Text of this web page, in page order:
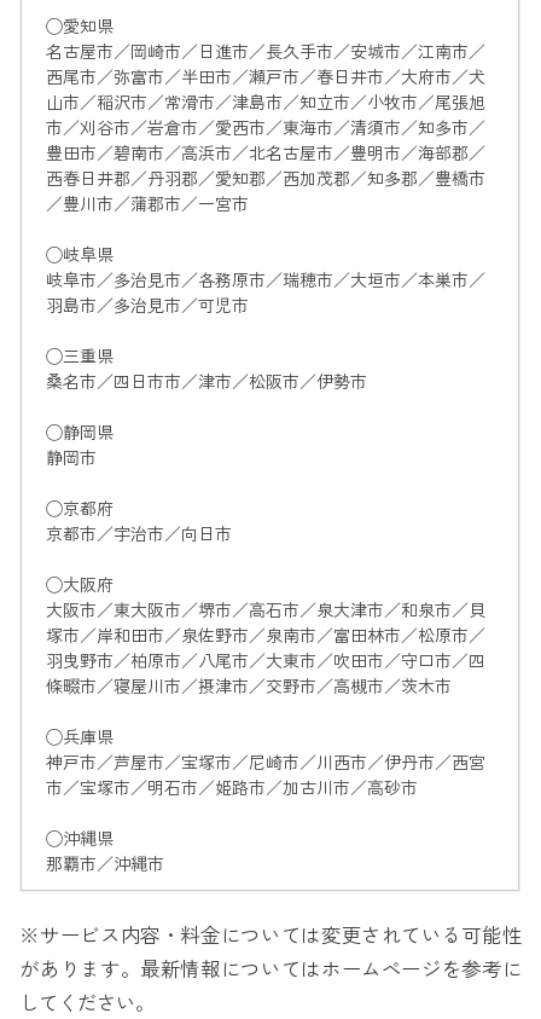
◯愛知県
名古屋市／岡崎市／日進市／長久手市／安城市／江南市／
西尾市／弥富市／半田市／瀬戸市／春日井市／大府市／犬
山市／稲沢市／常滑市／津島市／知立市／小牧市／尾張旭
市／刈谷市／岩倉市／愛西市／東海市／清須市／知多市／
豊田市／碧南市／高浜市／北名古屋市／豊明市／海部郡／
西春日井郡／丹羽郡／愛知郡／西加茂郡／知多郡／豊橋市
／豊川市／蒲郡市／一宮市
◯岐阜県
岐阜市／多治見市／各務原市／瑞穂市／大垣市／本巣市／
羽島市／多治見市／可児市
◯三重県
桑名市／四日市市／津市／松阪市／伊勢市
◯静岡県
静岡市
◯京都府
京都市／宇治市／向日市
◯大阪府
大阪市／東大阪市／堺市／高石市／泉大津市／和泉市／貝
塚市／岸和田市／泉佐野市／泉南市／富田林市／松原市／
羽曳野市／柏原市／八尾市／大東市／吹田市／守口市／四
條畷市／寝屋川市／摂津市／交野市／高槻市／茨木市
◯兵庫県
神戸市／芦屋市／宝塚市／尼崎市／川西市／伊丹市／西宮
市／宝塚市／明石市／姫路市／加古川市／高砂市
◯沖縄県
那覇市／沖縄市
※サービス内容・料金については変更されている可能性
があります。最新情報についてはホームページを参考に
してください。